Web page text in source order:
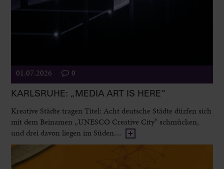
01.07.2026 0
KARLSRUHE: „MEDIA ART IS HERE“
Kreative Städte tragen Titel: Acht deutsche Städte dürfen sich
mit dem Beinamen „UNESCO Creative City“ schmücken,
und drei davon liegen im Süden....